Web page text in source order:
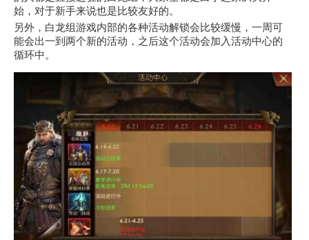
始，对于新手来说也是比较友好的。
另外，白龙组游戏内部的各种活动解锁会比较缓慢，一周可
能会出一到两个新的活动，之后这个活动会加入活动中心的
循环中。